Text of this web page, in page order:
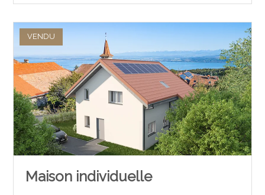
VENDU
Maison individuelle